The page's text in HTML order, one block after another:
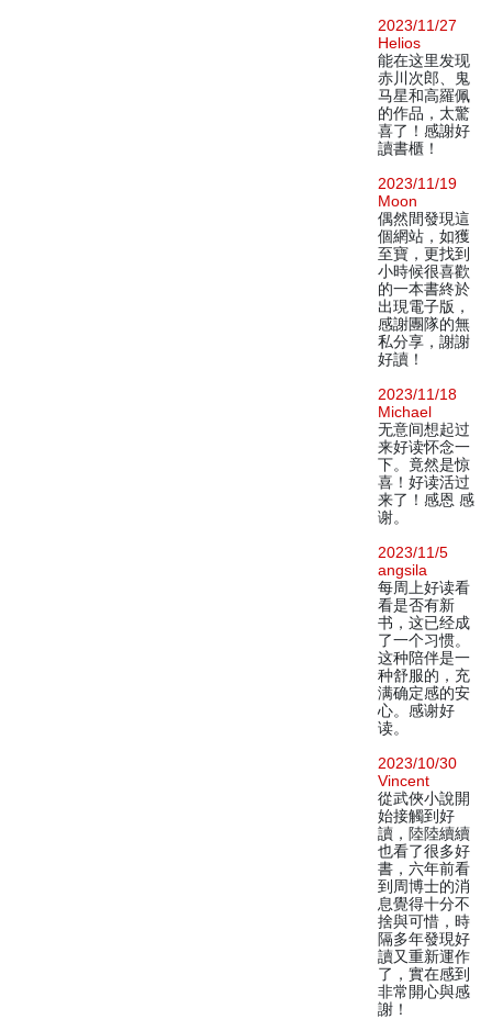
2023/11/27
Helios
能在这里发现
赤川次郎、鬼
马星和高羅佩
的作品，太驚
喜了！感謝好
讀書櫃！
2023/11/19
Moon
偶然間發現這
個網站，如獲
至寶，更找到
小時候很喜歡
的一本書終於
出現電子版，
感謝團隊的無
私分享，謝謝
好讀！
2023/11/18
Michael
无意间想起过
来好读怀念一
下。竟然是惊
喜！好读活过
来了！感恩 感
谢。
2023/11/5
angsila
每周上好读看
看是否有新
书，这已经成
了一个习惯。
这种陪伴是一
种舒服的，充
满确定感的安
心。感谢好
读。
2023/10/30
Vincent
從武俠小說開
始接觸到好
讀，陸陸續續
也看了很多好
書，六年前看
到周博士的消
息覺得十分不
捨與可惜，時
隔多年發現好
讀又重新運作
了，實在感到
非常開心與感
謝！